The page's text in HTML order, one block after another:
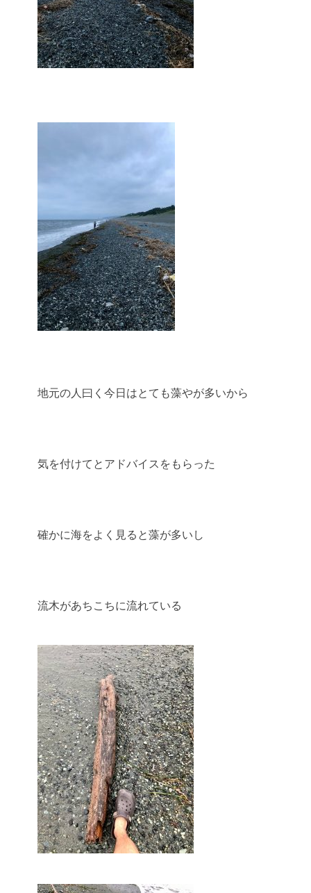
地元の人曰く今日はとても藻やが多いから
気を付けてとアドバイスをもらった
確かに海をよく見ると藻が多いし
流木があちこちに流れている